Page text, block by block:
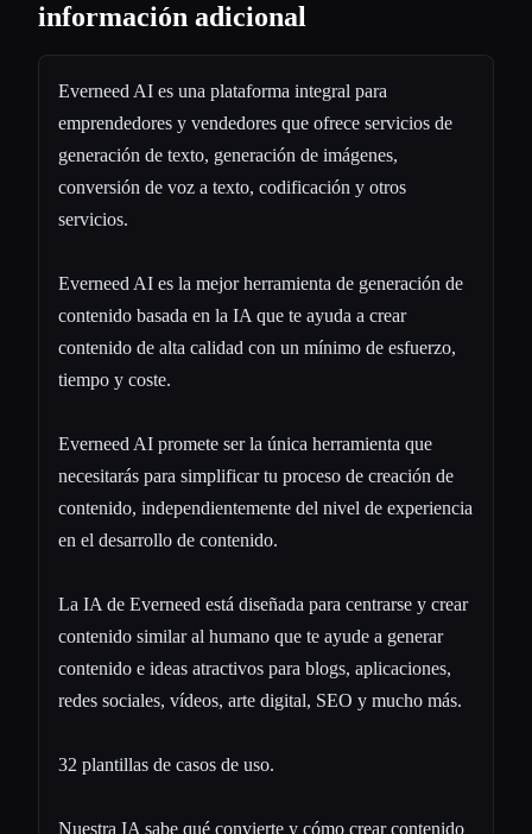
información adicional
Everneed AI es una plataforma integral para
emprendedores y vendedores que ofrece servicios de
generación de texto, generación de imágenes,
conversión de voz a texto, codificación y otros
servicios.
Everneed AI es la mejor herramienta de generación de
contenido basada en la IA que te ayuda a crear
contenido de alta calidad con un mínimo de esfuerzo,
tiempo y coste.
Everneed AI promete ser la única herramienta que
necesitarás para simplificar tu proceso de creación de
contenido, independientemente del nivel de experiencia
en el desarrollo de contenido.
La IA de Everneed está diseñada para centrarse y crear
contenido similar al humano que te ayude a generar
contenido e ideas atractivos para blogs, aplicaciones,
redes sociales, vídeos, arte digital, SEO y mucho más.
32 plantillas de casos de uso.
Nuestra IA sabe qué convierte y cómo crear contenido